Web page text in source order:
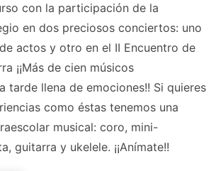
con la participación de la
en dos preciosos conciertos: uno
actos y otro en el II Encuentro de
¡¡Más de cien músicos
tarde llena de emociones!! Si quieres
como éstas tenemos una
musical: coro, mini-
guitarra y ukelele. ¡¡Anímate!!